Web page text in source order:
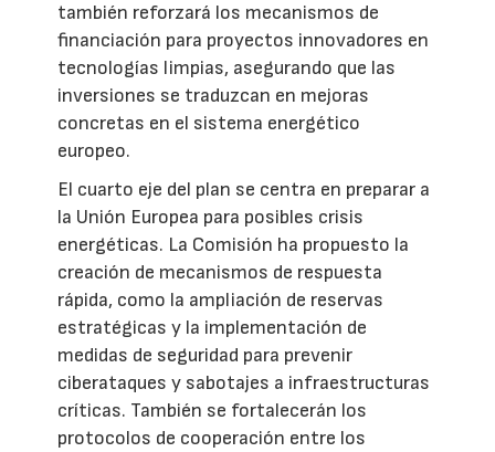
también reforzará los mecanismos de
financiación para proyectos innovadores en
tecnologías limpias, asegurando que las
inversiones se traduzcan en mejoras
concretas en el sistema energético
europeo.
El cuarto eje del plan se centra en preparar a
la Unión Europea para posibles crisis
energéticas. La Comisión ha propuesto la
creación de mecanismos de respuesta
rápida, como la ampliación de reservas
estratégicas y la implementación de
medidas de seguridad para prevenir
ciberataques y sabotajes a infraestructuras
críticas. También se fortalecerán los
protocolos de cooperación entre los